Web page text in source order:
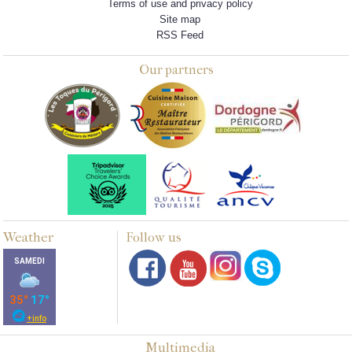
Terms of use and privacy policy
Site map
RSS Feed
Our partners
Weather Follow us
Multimedia